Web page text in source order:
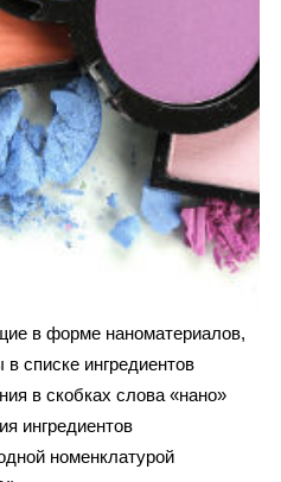
в форме наноматериалов,
списке ингредиентов
в скобках слова «нано»
ингредиентов
номенклатурой